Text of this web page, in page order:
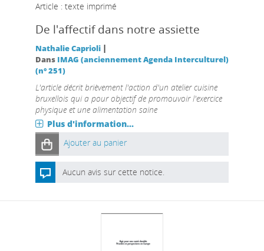
Article : texte imprimé
De l'affectif dans notre assiette
Nathalie Caprioli |
Dans IMAG (anciennement Agenda Interculturel)
(n° 251)
L'article décrit brièvement l'action d'un atelier cuisine
bruxellois qui a pour objectif de promouvoir l'exercice
physique et une alimentation saine
Plus d'information...
Ajouter au panier
Aucun avis sur cette notice.